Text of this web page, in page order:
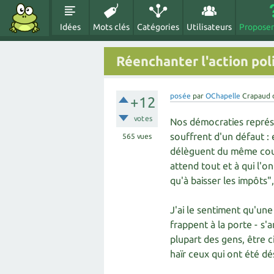
Idées Mots clés Catégories Utilisateurs
Réenchanter l'action
+12
votes
565 vues
posée par OChapelle Crapaud
Nos démocraties
souffrent d'un défaut :
délèguent du même
attend tout et à qui
qu'à baisser les
J'ai le sentiment
frappent à la porte -
plupart des gens, être
haïr ceux qui ont été